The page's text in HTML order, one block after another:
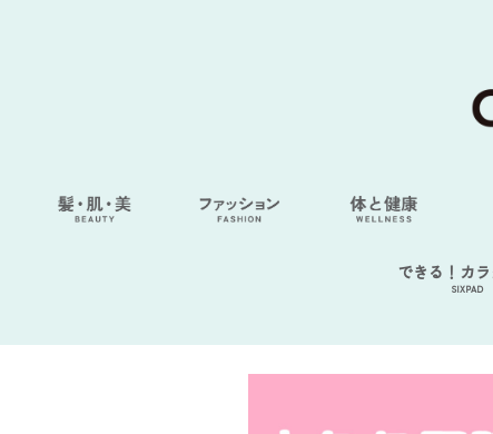
できる！カ
SIXPAD